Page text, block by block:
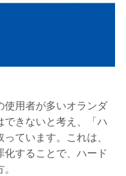
使用者が多いオランダ
きないと考え、「ハ
ています。これは、
することで、ハード